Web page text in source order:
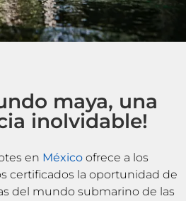
maya, una
inolvidable!
en México ofrece a los
certificados la oportunidad de
del mundo submarino de las